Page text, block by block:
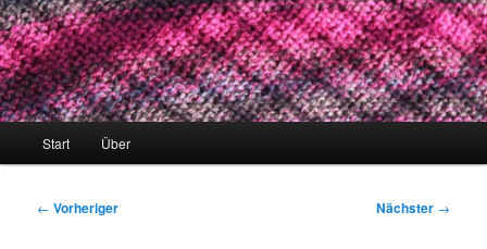
Start Über
Beitragsnavigation
← Vorheriger Nächster →